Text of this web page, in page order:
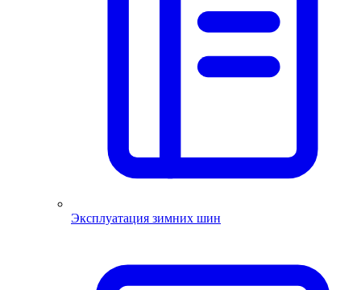
Эксплуатация зимних шин